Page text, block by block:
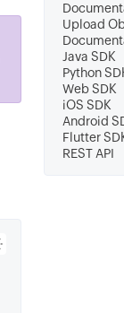
Upload
Java SDK
Python
Web SDK
iOS SDK
Android
Flutter
REST API